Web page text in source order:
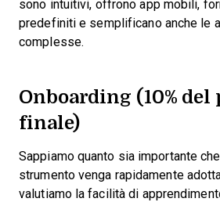
sono intuitivi, offrono app mobili,
predefiniti e semplificano anche le
complesse.
Onboarding (10%
finale)
Sappiamo quanto sia importante
strumento venga rapidamente
valutiamo la facilità di